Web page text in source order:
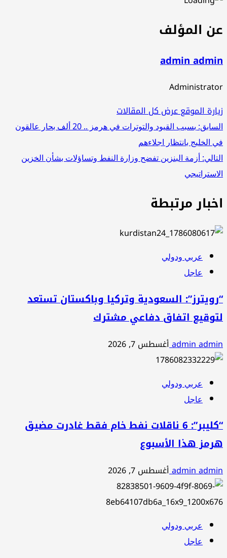
عن المؤلف
admin admin
Administrator
زيارة الموقععرض كل المقالات
تصفّح
المقالات
السابق:
بسبب القيود والتوترات في هرمز .. 20 ألف بحار عالقون
في الخليج بانتظار اجلاءهم
التالي: أزمة البنزين تفضح وزارة النفط وتساؤلات بشأن الخزين
الاستراتيجي
اخبار مرتبطة
عربي ودولي
عاجل
“رويترز”: السعودية وتركيا وباكستان تستعد
لتوقيع اتفاق دفاعي مشترك
admin adminأغسطس 7, 2026
عربي ودولي
عاجل
“كليبر”: 6 ناقلات نفط خام فقط غادرت مضيق
هرمز هذا الأسبوع
admin adminأغسطس 7, 2026
عربي ودولي
عاجل